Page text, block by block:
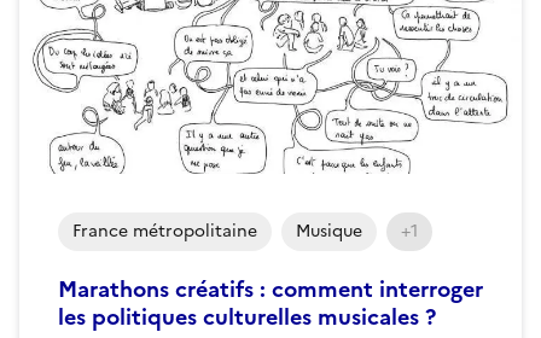
Marathons créatifs : comment interroger
les politiques culturelles musicales ?
France métropolitaine Musique +1